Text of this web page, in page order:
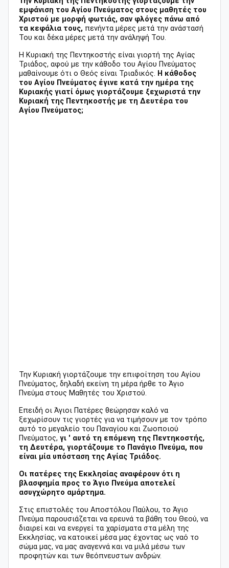
εμφάνιση του Αγίου Πνεύματος στους μαθητές του
Χριστού με μορφή φωτιάς, σαν φλόγες πάνω από
τα κεφάλια τους, πενήντα μέρες μετά την ανάστασή
Του και δέκα μέρες μετά την ανάληψή Του.
Η Κυριακή της Πεντηκοστής είναι γιορτή της Αγίας
Τριάδος, αφού με την κάθοδο του Αγίου Πνεύματος
μαθαίνουμε ότι ο Θεός είναι Τριαδικός. Η κάθοδος
του Αγίου Πνεύματος έγινε κατά την ημέρα της
Κυριακής γιατί όμως γιορτάζουμε ξεχωριστά την
Κυριακή της Πεντηκοστής με τη Δευτέρα του
Αγίου Πνεύματος;
Την Κυριακή γιορτάζουμε την επιφοίτηση του Αγίου
Πνεύματος, δηλαδή εκείνη τη μέρα ήρθε το Άγιο
Πνεύμα στους Μαθητές του Χριστού.
Επειδή οι Άγιοι Πατέρες θεώρησαν καλό να
ξεχωρίσουν τις γιορτές για να τιμήσουν με τον τρόπο
αυτό το μεγαλείο του Παναγίου και Ζωοποιού
Πνεύματος, γι ' αυτό τη επόμενη της Πεντηκοστής,
τη Δευτέρα, γιορτάζουμε το Πανάγιο Πνεύμα, που
είναι μία υπόσταση της Αγίας Τριάδος.
Οι πατέρες της Εκκλησίας αναφέρουν ότι η
βλασφημία προς το Άγιο Πνεύμα αποτελεί
ασυγχώρητο αμάρτημα.
Στις επιστολές του Αποστόλου Παύλου, το Άγιο
Πνεύμα παρουσιάζεται να ερευνά τα βάθη του Θεού, να
διαιρεί και να ενεργεί τα χαρίσματα στα μέλη της
Εκκλησίας, να κατοικεί μέσα μας έχοντας ως ναό το
σώμα μας, να μας αναγεννά και να μιλά μέσω των
προφητών και των θεόπνευστων ανδρών.